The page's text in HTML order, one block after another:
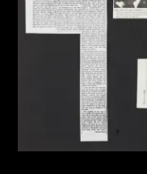
關於M+藏品
探索世界頂級